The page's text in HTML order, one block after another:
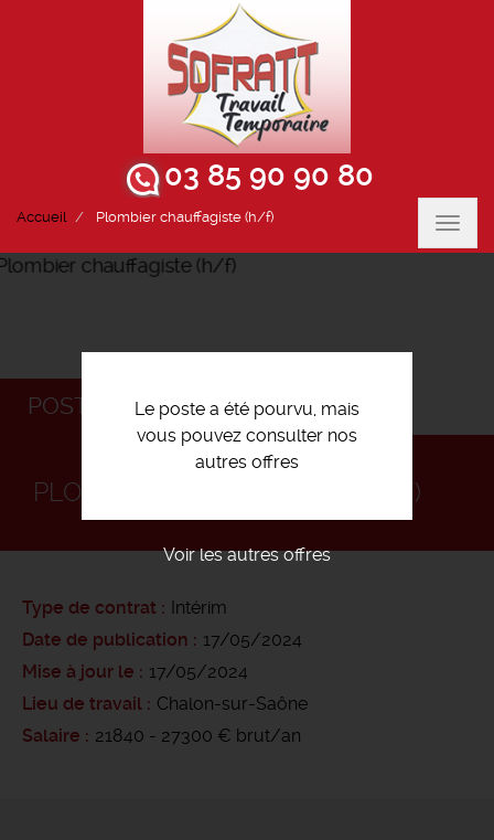
03 85 90 90 80
Accueil Plombier chauffagiste (h/f)
Le poste a été pourvu, mais
vous pouvez consulter nos
autres offres
Voir les autres offres
POSTULEZ
PLOMBIER CHAUFFAGISTE (H/F)
Type de contrat
Intérim
Date de publication
17/05/2024
Mise à jour le
17/05/2024
Lieu de travail
Chalon-sur-Saône
Salaire
21840 - 27300 € brut/an